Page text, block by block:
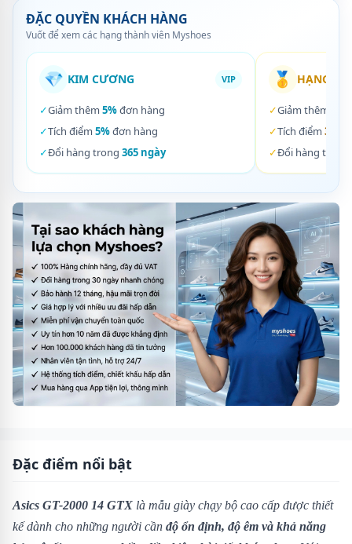
ĐẶC QUYỀN KHÁCH HÀNG
Vuốt để xem các hạng thành viên Myshoes
💎 KIM CƯƠNG VIP
✓Giảm thêm 5%đơn hàng
✓Tích điểm 5%đơn hàng
✓Đổi hàng trong 365 ngày
🥇 HẠNG
✓Giảm thêm
✓Tích điểm 3%
✓Đổi hàng trong
Đặc điểm nổi bật
Asics GT-2000 14 GTX là mẫu giày chạy bộ cao cấp được thiết
kế dành cho những người cần độ ổn định, độ êm và khả năng